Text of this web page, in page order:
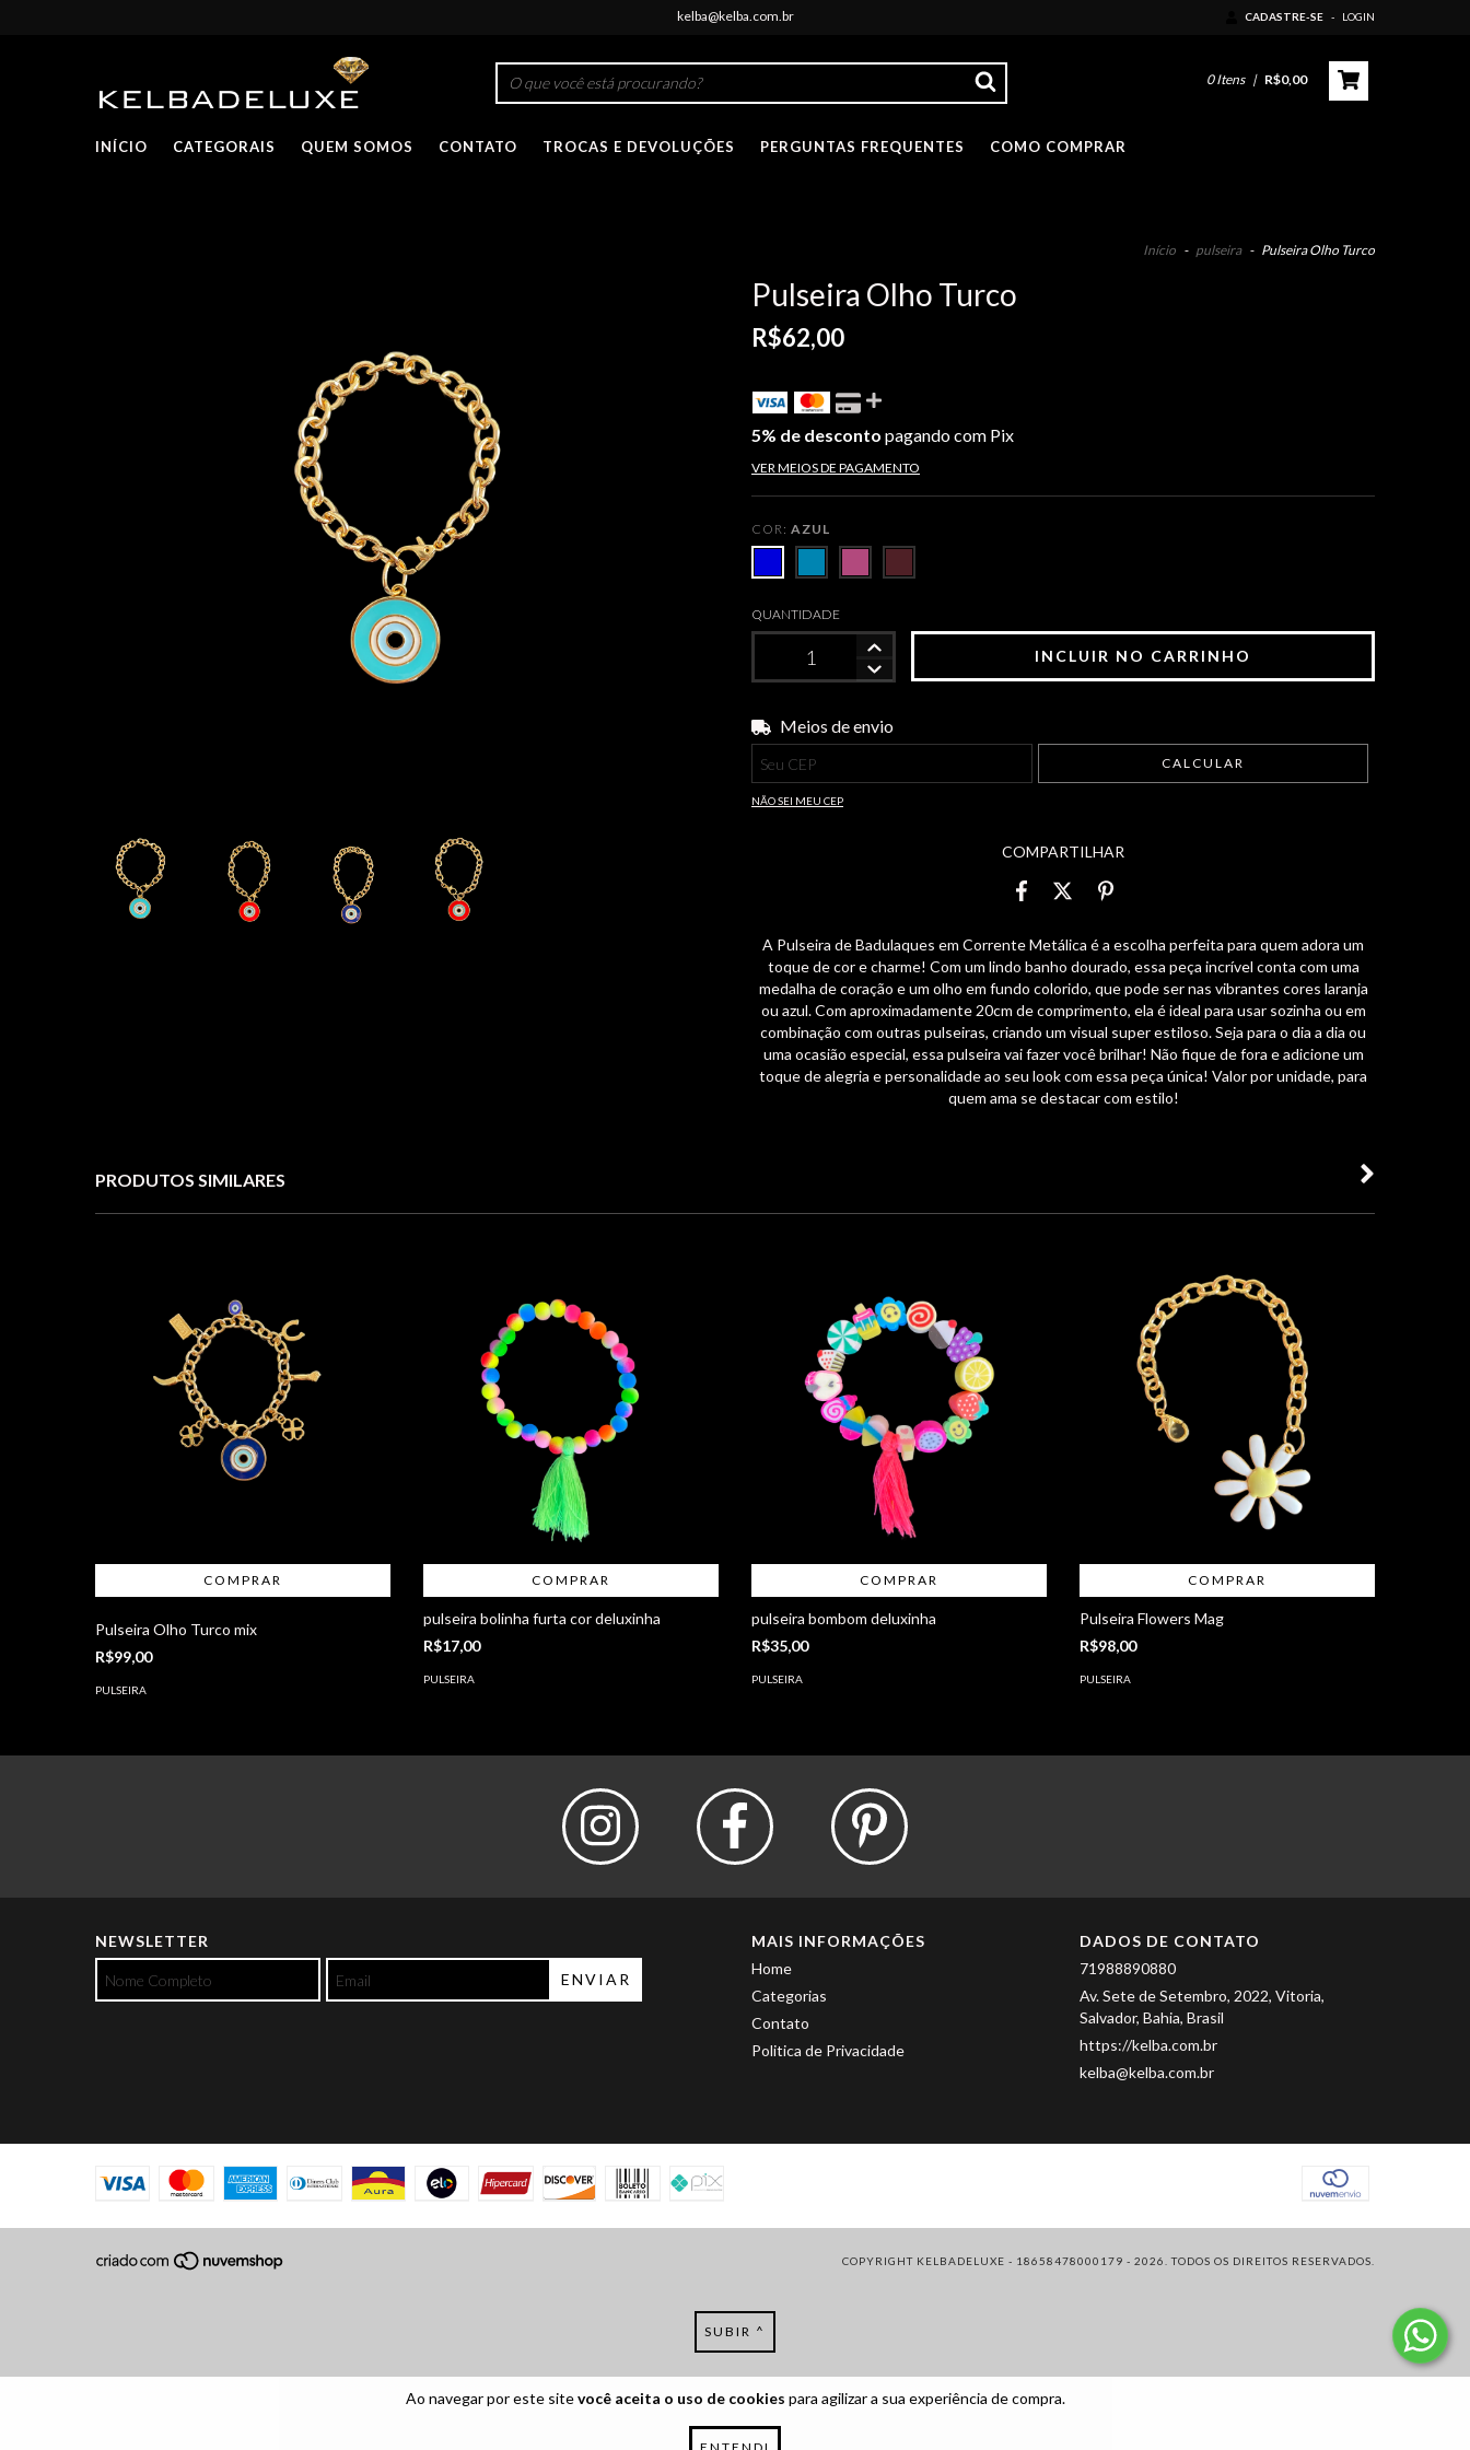
kelba@kelba.com.br CADASTRE-SE - LOGIN
Ao navegar por este sitevocê aceita o uso de cookies para agilizar a sua experiência de compra.
0Itens | R$0,00
INÍCIO CATEGORAIS QUEM SOMOS CONTATO TROCAS E DEVOLUÇÕES PERGUNTAS FREQUENTES COMO COMPRAR
Início - pulseira - Pulseira Olho Turco
Pulseira Olho Turco
R$62,00
5% de desconto pagando com Pix
VER MEIOS DE PAGAMENTO
COR: AZUL
QUANTIDADE
Entregas para o CEP:
Meios de envio
CALCULAR
NÃO SEI MEU CEP
COMPARTILHAR
A Pulseira de Badulaques em Corrente Metálica é a escolha perfeita para quem adora um
toque de cor e charme! Com um lindo banho dourado, essa peça incrível conta com uma
medalha de coração e um olho em fundo colorido, que pode ser nas vibrantes cores laranja
ou azul. Com aproximadamente 20cm de comprimento, ela é ideal para usar sozinha ou em
combinação com outras pulseiras, criando um visual super estiloso. Seja para o dia a dia ou
uma ocasião especial, essa pulseira vai fazer você brilhar! Não fique de fora e adicione um
toque de alegria e personalidade ao seu look com essa peça única! Valor por unidade, para
quem ama se destacar com estilo!
PRODUTOS SIMILARES
Pulseira Olho Turco mix
R$99,00
PULSEIRA
COMPRAR
pulseira bolinha furta cor deluxinha
R$17,00
PULSEIRA
COMPRAR
pulseira bombom deluxinha
R$35,00
PULSEIRA
COMPRAR
Pulseira Flowers Mag
R$98,00
PULSEIRA
NEWSLETTER
MAIS INFORMAÇÕES
Home
Categorias
Contato
Politica de Privacidade
DADOS DE CONTATO
71988890880
Av. Sete de Setembro, 2022, Vitoria,
Salvador, Bahia, Brasil
https://kelba.com.br
kelba@kelba.com.br
COPYRIGHT KELBADELUXE - 18658478000179 - 2026. TODOS OS DIREITOS RESERVADOS.
SUBIR ^